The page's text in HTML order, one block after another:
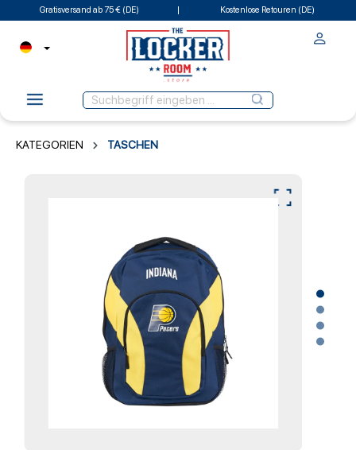
Gratisversand ab 75 € (DE) Kostenlose Retouren (DE)
KATEGORIEN TASCHEN